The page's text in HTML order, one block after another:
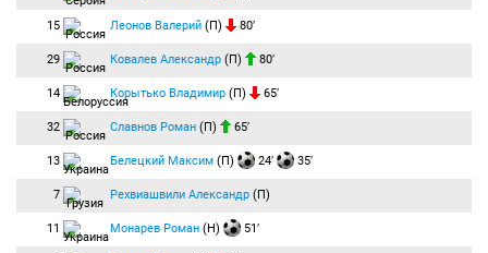
15 Леонов Валерий (П) 80′
29 Ковалев Александр (П) 80′
14 Корытько Владимир (П) 65′
32 Славнов Роман (П) 65′
13 Белецкий Максим (П) 24′ 35′
7 Рехвиашвили Александр (П)
11 Монарев Роман (Н) 51′